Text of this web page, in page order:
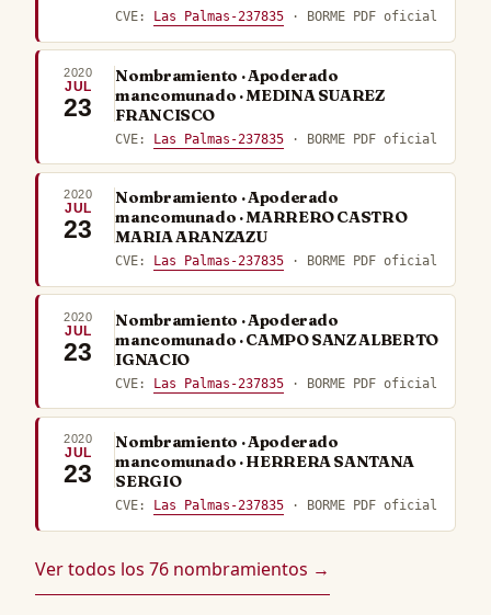
CVE: Las Palmas-237835 · BORME PDF oficial
2020
JUL
23
Nombramiento · Apoderado
mancomunado · MEDINA SUAREZ
FRANCISCO
CVE: Las Palmas-237835 · BORME PDF oficial
2020
JUL
23
Nombramiento · Apoderado
mancomunado · MARRERO CASTRO
MARIA ARANZAZU
CVE: Las Palmas-237835 · BORME PDF oficial
2020
JUL
23
Nombramiento · Apoderado
mancomunado · CAMPO SANZ ALBERTO
IGNACIO
CVE: Las Palmas-237835 · BORME PDF oficial
2020
JUL
23
Nombramiento · Apoderado
mancomunado · HERRERA SANTANA
SERGIO
CVE: Las Palmas-237835 · BORME PDF oficial
Ver todos los 76 nombramientos →